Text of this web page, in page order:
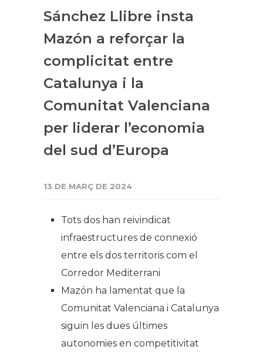
Sánchez Llibre insta
Mazón a reforçar la
complicitat entre
Catalunya i la
Comunitat Valenciana
per liderar l’economia
del sud d’Europa
13 DE MARÇ DE 2024
Tots dos han reivindicat
infraestructures de connexió
entre els dos territoris com el
Corredor Mediterrani
Mazón ha lamentat que la
Comunitat Valenciana i Catalunya
siguin les dues últimes
autonomies en competitivitat